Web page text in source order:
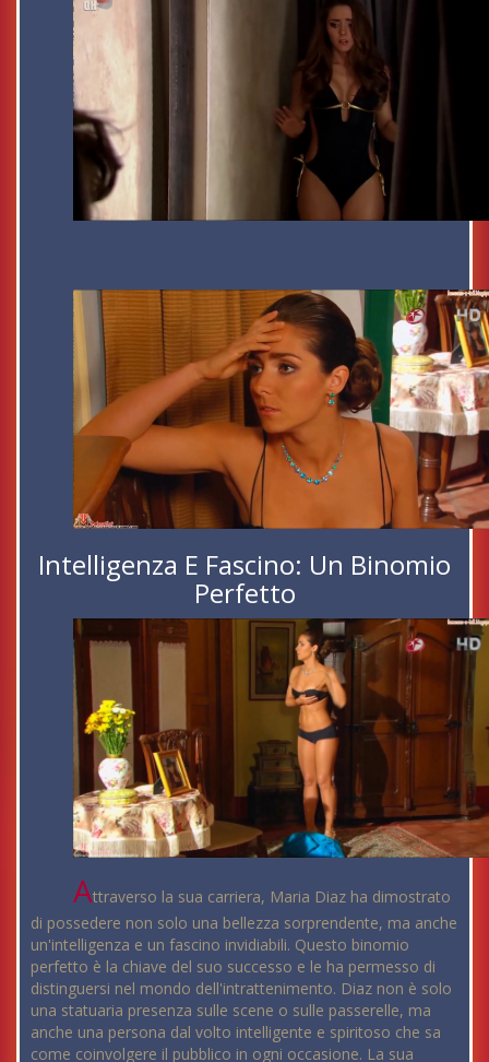
Intelligenza E Fascino: Un Binomio
Perfetto
Attraverso la sua carriera, Maria Diaz ha dimostrato
di possedere non solo una bellezza sorprendente, ma anche
un'intelligenza e un fascino invidiabili. Questo binomio
perfetto è la chiave del suo successo e le ha permesso di
distinguersi nel mondo dell'intrattenimento. Diaz non è solo
una statuaria presenza sulle scene o sulle passerelle, ma
anche una persona dal volto intelligente e spiritoso che sa
come coinvolgere il pubblico in ogni occasione. La sua